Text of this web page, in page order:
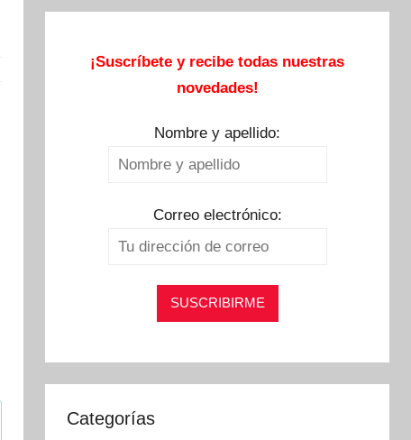
¡Suscríbete y recibe todas nuestras
novedades!
Nombre y apellido:
Correo electrónico:
Categorías